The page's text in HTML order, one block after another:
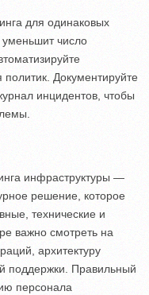
для одинаковых
число
политик. Документируйте
инцидентов, чтобы
инфраструктуры —
решение, которое
технические и
важно смотреть на
архитектуру
поддержки. Правильный
персонала